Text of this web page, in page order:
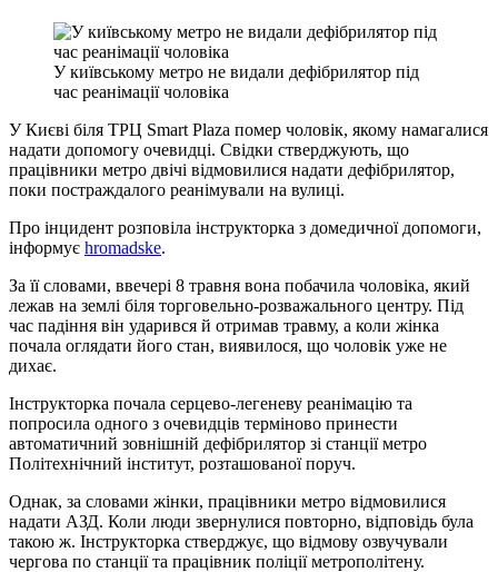
У київському метро не видали дефібрилятор під
час реанімації чоловіка
У Києві біля ТРЦ Smart Plaza помер чоловік, якому намагалися
надати допомогу очевидці. Свідки стверджують, що
працівники метро двічі відмовилися надати дефібрилятор,
поки постраждалого реанімували на вулиці.
Про інцидент розповіла інструкторка з домедичної допомоги,
інформує hromadske.
За її словами, ввечері 8 травня вона побачила чоловіка, який
лежав на землі біля торговельно-розважального центру. Під
час падіння він ударився й отримав травму, а коли жінка
почала оглядати його стан, виявилося, що чоловік уже не
дихає.
Інструкторка почала серцево-легеневу реанімацію та
попросила одного з очевидців терміново принести
автоматичний зовнішній дефібрилятор зі станції метро
Політехнічний інститут, розташованої поруч.
Однак, за словами жінки, працівники метро відмовилися
надати АЗД. Коли люди звернулися повторно, відповідь була
такою ж. Інструкторка стверджує, що відмову озвучували
чергова по станції та працівник поліції метрополітену.